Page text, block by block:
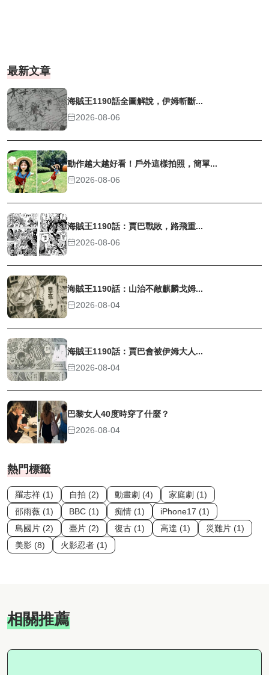
最新文章
海賊王1190話全圖解說，伊姆斬斷...
2026-08-06
動作越大越好看！戶外這樣拍照，簡單...
2026-08-06
海賊王1190話：賈巴戰敗，路飛重...
2026-08-06
海賊王1190話：山治不敵麒麟戈姆...
2026-08-04
海賊王1190話：賈巴會被伊姆大人...
2026-08-04
巴黎女人40度時穿了什麼？
2026-08-04
熱門標籤
羅志祥 (1) 自拍 (2) 動畫劇 (4)
家庭劇 (1)
邵雨薇 (1)
BBC (1) 痴情 (1)
iPhone17 (1)
島國片 (2)
臺片 (2) 復古 (1) 高達 (1)
災難片 (1)
美影 (8)
火影忍者 (1)
相關推薦